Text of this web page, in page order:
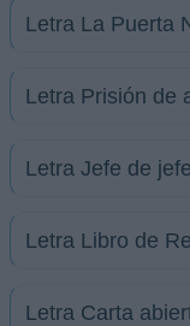
Letra La Puerta
Letra Prisión de
Letra Jefe de
Letra Libro de
Letra Carta